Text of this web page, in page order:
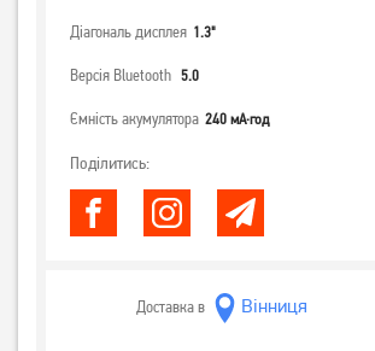
Діагональ дисплея 1.3"
Версія Bluetooth 5.0
Ємність акумулятора 240 мА·год
Поділитись:
Доставка в